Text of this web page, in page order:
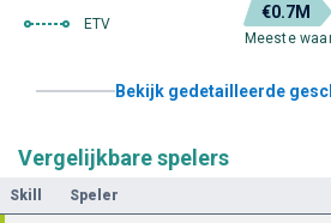
ETV
€0.7M
Meeste
Bekijk gedetailleerde
Vergelijkbare spelers
Skill Speler